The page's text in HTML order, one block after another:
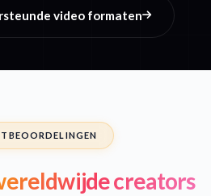
video formaten
creators